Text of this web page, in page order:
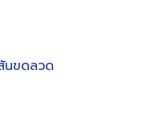
นขดลวด